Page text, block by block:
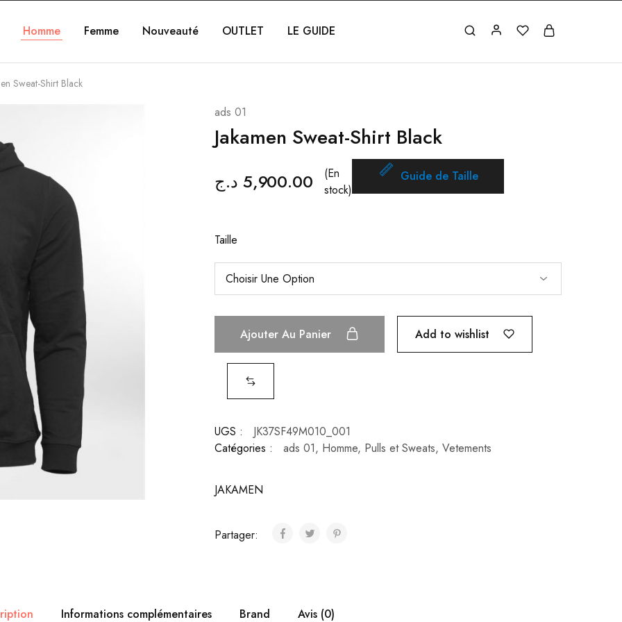
Homme Femme Nouveauté OUTLET LE GUIDE
Sweat-Shirt Black
ads 01
Jakamen Sweat-Shirt Black
5,900.00 د.ج
(En
stock)
Guide de Taille
Taille
Ajouter Au Panier Add to wishlist
UGS :
JK37SF49M010_001
Catégories :
ads 01, Homme, Pulls et Sweats, Vetements
JAKAMEN
Partager:
Informations complémentaires Brand Avis (0)